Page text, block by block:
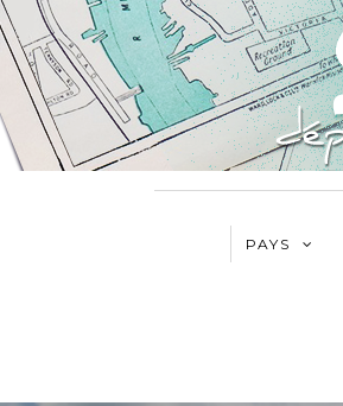
PAYS